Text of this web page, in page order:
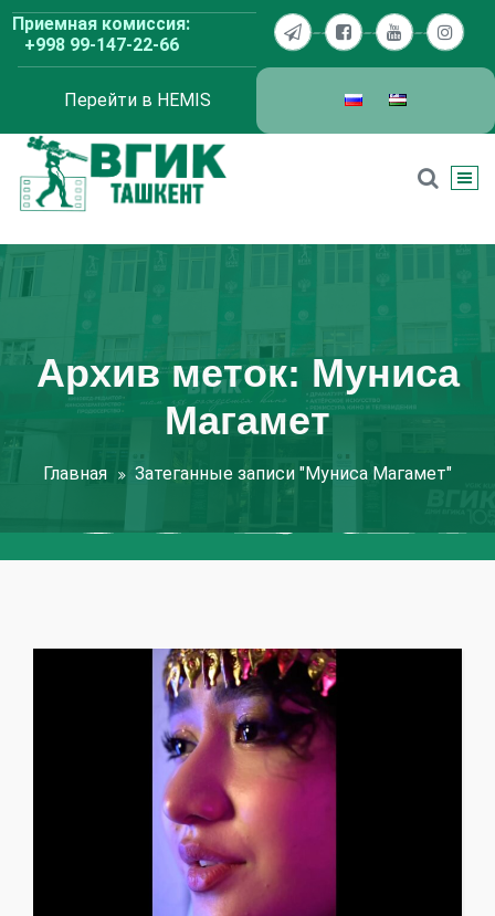
Перейти
содержимому
Приемная комиссия:
+998 99-147-22-66
Перейти в HEMIS
Архив меток: Муниса
Магамет
Главная Затеганные записи "Муниса Магамет"